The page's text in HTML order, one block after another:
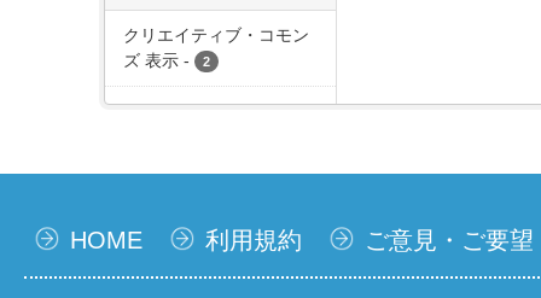
クリエイティブ・コモン
ズ 表示 - 2
HOME 利用規約 ご意見・ご要望